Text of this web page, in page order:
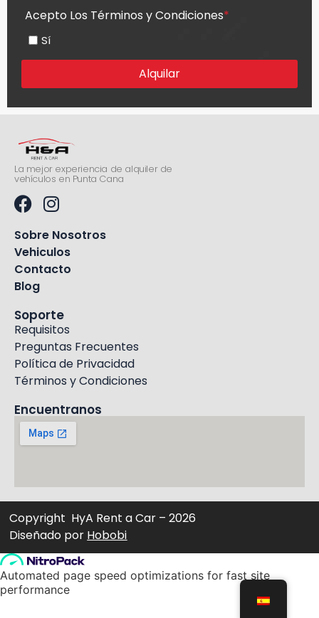
Acepto Los Términos y Condiciones*
Sí
Alquilar
La mejor experiencia de alquiler de
vehículos en Punta Cana
Sobre Nosotros
Vehiculos
Contacto
Blog
Soporte
Requisitos
Preguntas Frecuentes
Política de Privacidad
Términos y Condiciones
Encuentranos
Copyright HyA Rent a Car – 2026
Diseñado por Hobobi